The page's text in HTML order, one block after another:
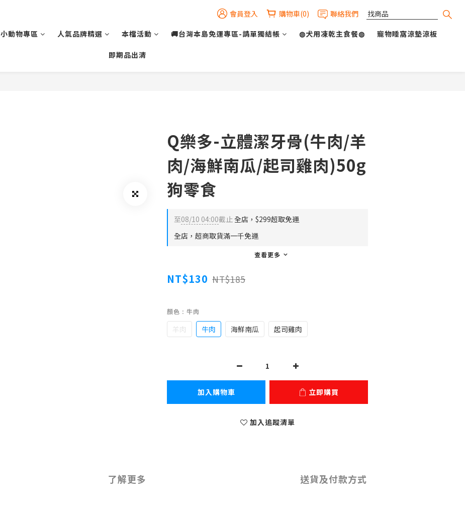
會員登入 購物車(0)
聯絡我們
小動物專區 人氣品牌精選 本檔活動 🚚台灣本島免運專區-請單獨結帳 ◍犬用凍乾主食餐◍ 寵物睡窩涼墊涼板
即期品出清
Q樂多-立體潔牙骨(牛肉/羊
肉/海鮮南瓜/起司雞肉)50g
狗零食
至08/10 04:00截止全店，$299超取免運
全店，超商取貨滿一千免運
查看更多
NT$130 NT$185
顏色 : 牛肉
羊肉 牛肉 海鮮南瓜 起司雞肉
加入購物車 立即購買
加入追蹤清單
了解更多 送貨及付款方式